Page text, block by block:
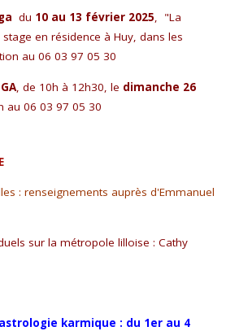
du 10 au 13 février 2025, "La
en résidence à Huy, dans les
au 06 03 97 05 30
, de 10h à 12h30, le dimanche 26
au 06 03 97 05 30
: renseignements auprès d'Emmanuel
sur la métropole lilloise : Cathy
karmique : du 1er au 4